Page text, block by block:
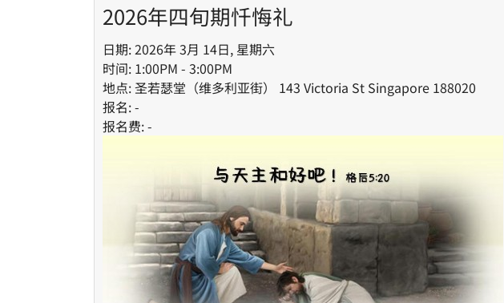
2026年四旬期忏悔礼
日期: 2026年 3月 14日, 星期六
时间: 1:00PM - 3:00PM
地点: 圣若瑟堂（维多利亚街） 143 Victoria St Singapore 188020
报名: -
报名费: -